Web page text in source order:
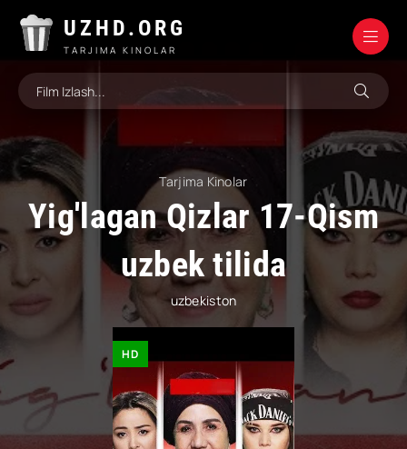
UZHD.ORG
TARJIMA KINOLAR
Tarjima Kinolar
Yig'lagan Qizlar 17-Qism
uzbek tilida
uzbekiston
HD